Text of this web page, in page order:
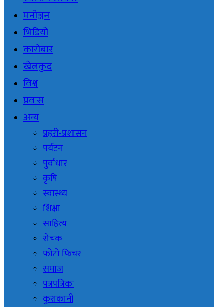
मनोञ्जन
भिडियो
कारोबार
खेलकुद
विश्व
प्रवास
अन्य
प्रहरी-प्रशासन
पर्यटन
पुर्वाधार
कृषि
स्वास्थ्य
शिक्षा
साहित्य
रोचक
फोटो फिचर
समाज
पत्रपत्रिका
कुराकानी